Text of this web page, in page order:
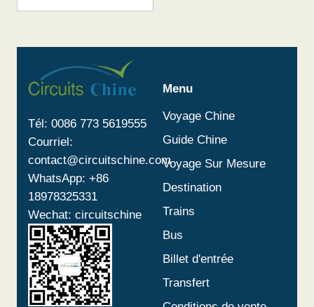
Tél: 0086 773 5619555
Courriel:
contact@circuitschine.com
WhatsApp: +86
18978325331
Wechat: circuitschine
Menu
Voyage Chine
Guide Chine
Voyage Sur Mesure
Destination
Trains
Bus
Billet d'entrée
Transfert